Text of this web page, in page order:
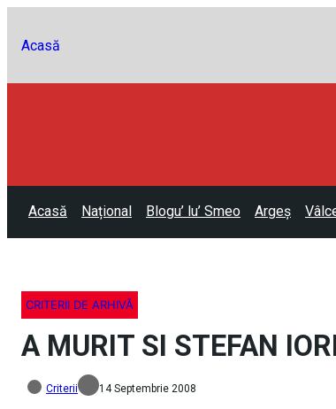
Acasă
Acasă Național Blogu’ lu’ Smeo Argeș
CRITERII DE ARHIVĂ
A MURIT SI STEFAN
Criterii 14 Septembrie 2008